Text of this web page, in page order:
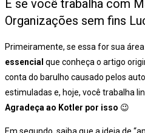
E se você trabalha com
Organizações sem fins
Primeiramente, se essa for sua
essencial que conheça o artigo
conta do barulho causado pelos
estimuladas e, hoje, você trabalha
Agradeça ao Kotler por isso 😉